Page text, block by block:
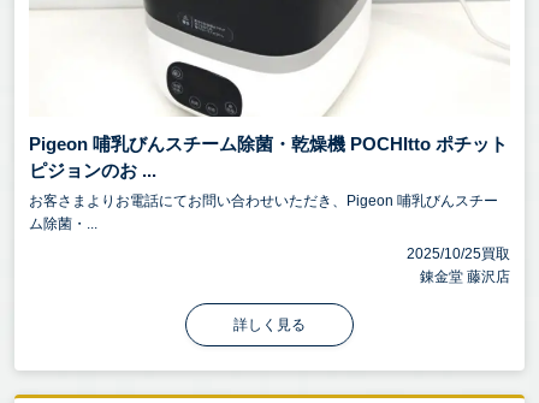
Pigeon 哺乳びんスチーム除菌・乾燥機 POCHItto ポチット
ピジョンのお ...
お客さまよりお電話にてお問い合わせいただき、Pigeon 哺乳びんスチー
ム除菌・...
2025/10/25買取
錬金堂 藤沢店
詳しく見る